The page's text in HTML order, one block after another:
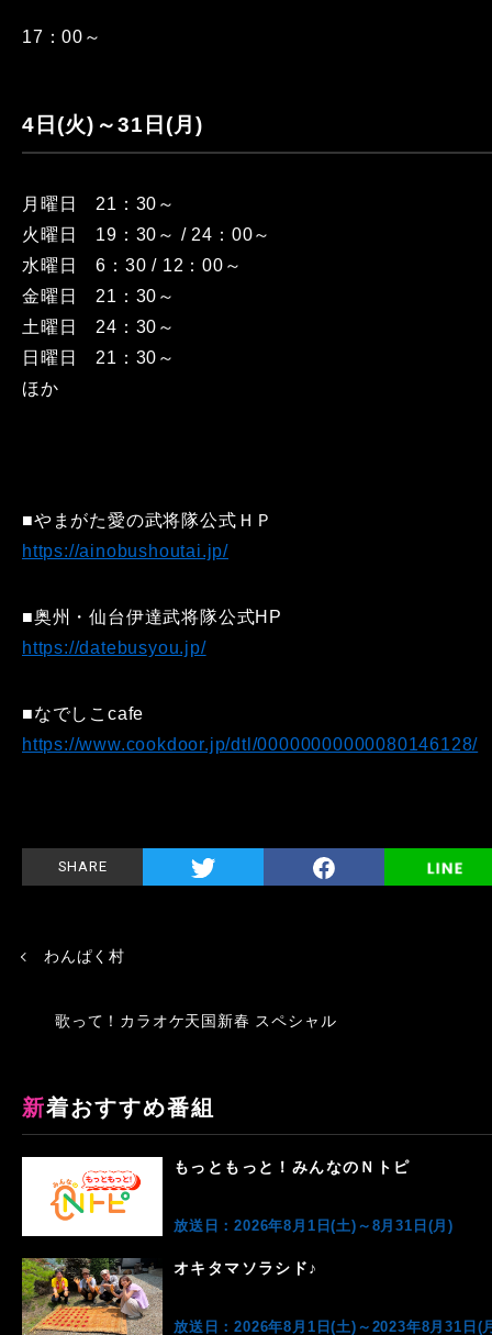
17：00～
4日(火)～31日(月)
月曜日 21：30～
火曜日 19：30～ / 24：00～
水曜日 6：30 / 12：00～
金曜日 21：30～
土曜日 24：30～
日曜日 21：30～
ほか
■やまがた愛の武将隊公式ＨＰ
https://ainobushoutai.jp/
■奥州・仙台伊達武将隊公式HP
https://datebusyou.jp/
■なでしこcafe
https://www.cookdoor.jp/dtl/00000000000080146128/
SHARE
わんぱく村
歌って！カラオケ天国新春 スペシャル
新着おすすめ番組
もっともっと！みんなのＮトピ
放送日：2026年8月1日(土)～8月31日(月)
オキタマソラシド♪
放送日：2026年8月1日(土)～2023年8月31日(